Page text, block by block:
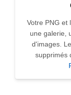
Votre PNG et
une galerie,
d'images.
supprimés